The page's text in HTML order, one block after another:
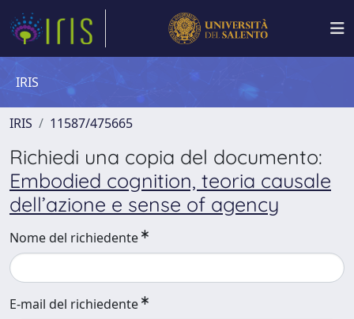
IRIS
IRIS 11587/475665
Richiedi una copia del documento:
Embodied cognition, teoria causale
dell’azione e sense of agency
Nome del richiedente
E-mail del richiedente